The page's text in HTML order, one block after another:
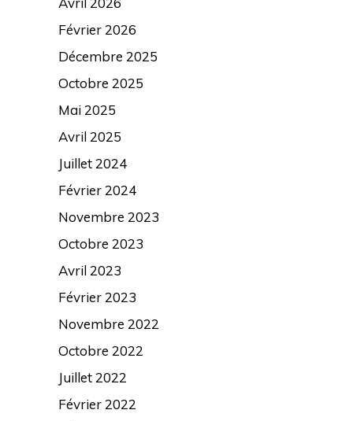
Février 2026
Décembre 2025
Octobre 2025
Mai 2025
Avril 2025
Juillet 2024
Février 2024
Novembre 2023
Octobre 2023
Avril 2023
Février 2023
Novembre 2022
Octobre 2022
Juillet 2022
Février 2022